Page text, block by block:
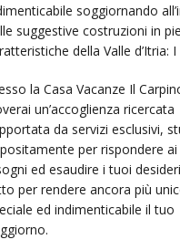
soggiornando
suggestive costruzioni in
della Valle d’Itria: I
la Casa Vacanze Il
un’accoglienza ricercata
da servizi esclusivi,
per rispondere
ed esaudire i tuoi
per rendere ancora più
ed indimenticabile il tuo